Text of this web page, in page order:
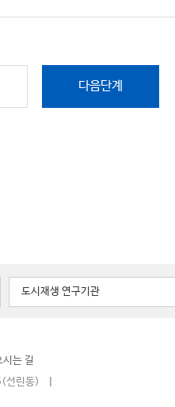
다음단계
도시재생 연구기관
시는 길
선린동)